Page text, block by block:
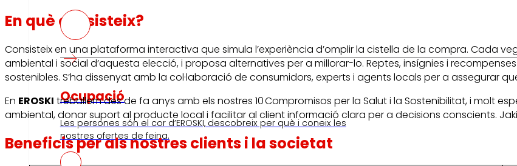
Ocupació
Les persones són el cor d’EROSKI, descobreix per què i coneix les
nostres ofertes de feina.
En què consisteix?
Consisteix en una plataforma interactiva que simula l’experiència d’omplir la cistella de la compra. Cada
ambiental i social d’aquesta elecció, i proposa alternatives per a millorar-lo. Reptes, insígnies i
sostenibles. S’ha dissenyat amb la col·laboració de consumidors, experts i agents locals per a assegurar
En EROSKI treballem des de fa anys amb els nostres 10 Compromisos per la Salut i la Sostenibilitat, i molt
ambiental, donar suport al producte local i facilitar al client informació clara per a decisions conscients.
Beneficis per als nostres clients i la societat